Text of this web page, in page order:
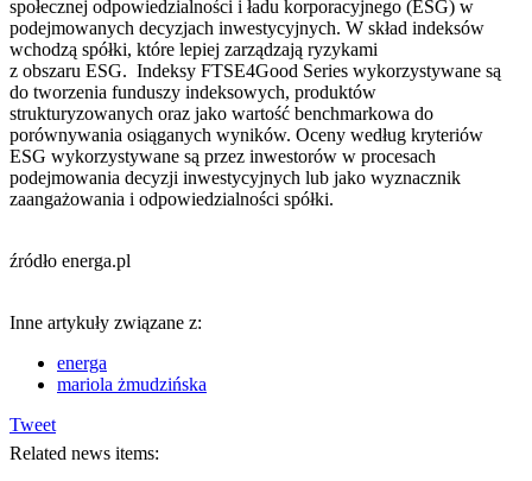
społecznej odpowiedzialności i ładu korporacyjnego (ESG) w
podejmowanych decyzjach inwestycyjnych. W skład indeksów
wchodzą spółki, które lepiej zarządzają ryzykami
z obszaru ESG. Indeksy FTSE4Good Series wykorzystywane są
do tworzenia funduszy indeksowych, produktów
strukturyzowanych oraz jako wartość benchmarkowa do
porównywania osiąganych wyników. Oceny według kryteriów
ESG wykorzystywane są przez inwestorów w procesach
podejmowania decyzji inwestycyjnych lub jako wyznacznik
zaangażowania i odpowiedzialności spółki.
źródło energa.pl
Inne artykuły związane z:
energa
mariola żmudzińska
Tweet
Related news items: